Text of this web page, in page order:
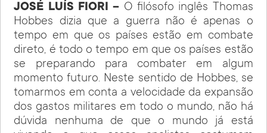
JOSÉ LUÍS FIORI – O filósofo inglês Thomas
Hobbes dizia que a guerra não é apenas o
tempo em que os países estão em combate
direto, é todo o tempo em que os países estão
se preparando para combater em algum
momento futuro. Neste sentido de Hobbes, se
tomarmos em conta a velocidade da expansão
dos gastos militares em todo o mundo, não há
dúvida nenhuma de que o mundo já está